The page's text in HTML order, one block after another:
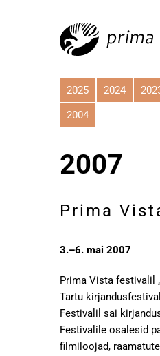
2025 2024
2004
2007
Prima
3.–6. mai 2007
Prima Vista festivalil
Tartu
Festivalil sai
Festivalile osalesid
filmiloojad,